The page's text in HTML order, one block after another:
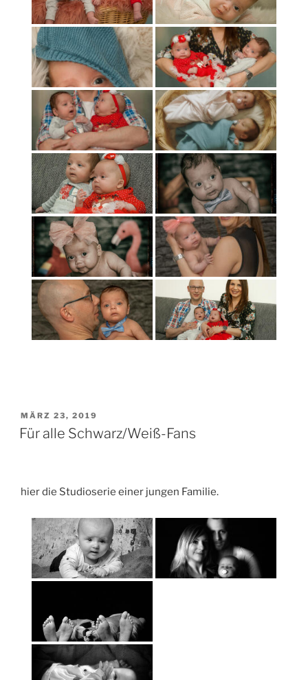
VERÖFFENTLICHT
AM
MÄRZ 23, 2019
Für alle Schwarz/Weiß-Fans
hier die Studioserie einer jungen Familie.